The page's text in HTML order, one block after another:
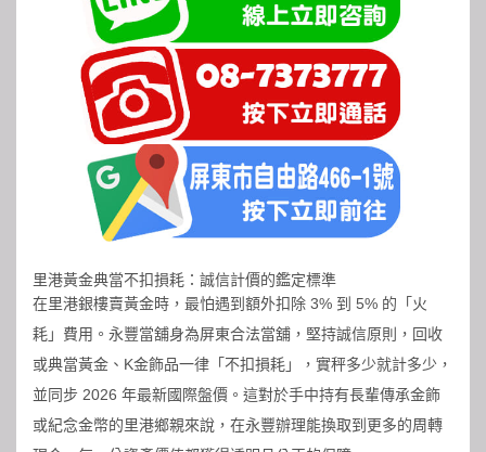
里港黃金典當不扣損耗：誠信計價的鑑定標準
在里港銀樓賣黃金時，最怕遇到額外扣除 3% 到 5% 的「火
耗」費用。永豐當舖身為屏東合法當舖，堅持誠信原則，回收
或典當黃金、K金飾品一律「不扣損耗」，實秤多少就計多少，
並同步 2026 年最新國際盤價。這對於手中持有長輩傳承金飾
或紀念金幣的里港鄉親來說，在永豐辦理能換取到更多的周轉